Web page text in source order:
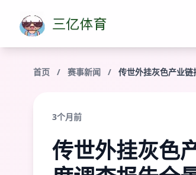
首页 / 赛事新闻 / 传世外挂灰色产业
3个月前
传世外挂灰色